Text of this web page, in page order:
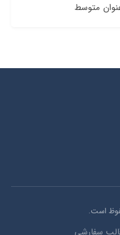
متوسط
است.
سفارشی